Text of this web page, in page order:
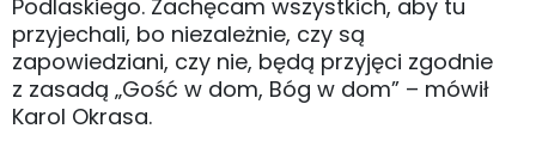
Podlaskiego. Zachęcam wszystkich, aby tu
przyjechali, bo niezależnie, czy są
zapowiedziani, czy nie, będą przyjęci zgodnie
z zasadą „Gość w dom, Bóg w dom” – mówił
Karol Okrasa.